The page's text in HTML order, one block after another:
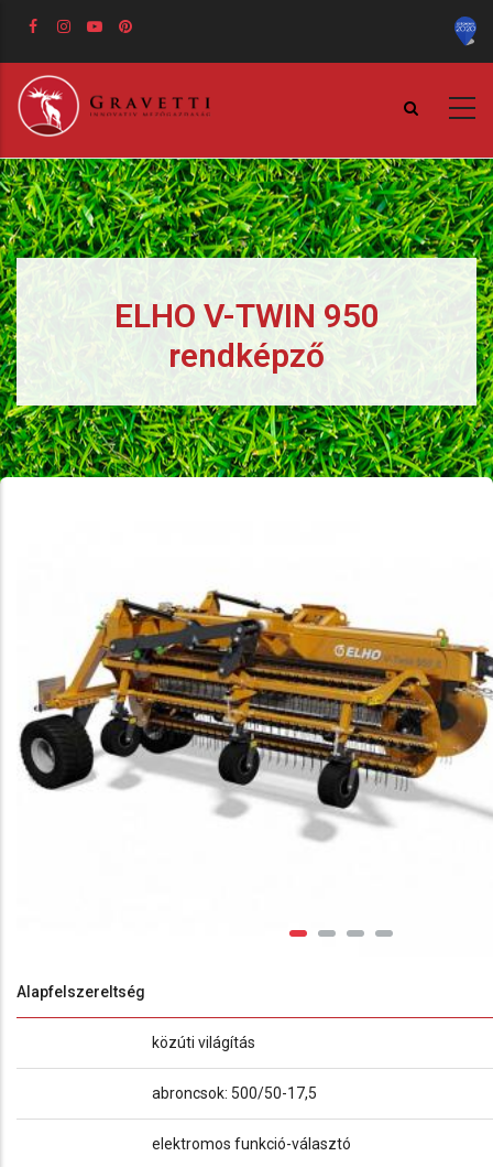
tartalomra
ELHO V-TWIN 950
rendképző
Alapfelszereltség
közúti világítás
abroncsok: 500/50-17,5
elektromos funkció-választó